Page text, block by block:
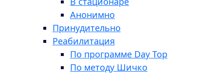
Анонимно
Принудительно
Реабилитация
По программе Day Top
По методу Шичко